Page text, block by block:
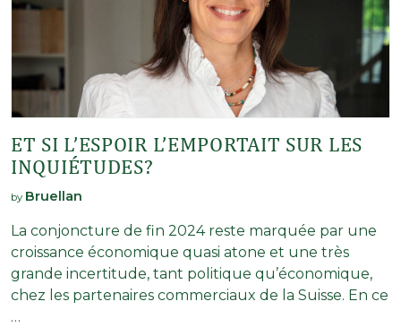
ET SI L’ESPOIR L’EMPORTAIT SUR LES
INQUIÉTUDES?
by Bruellan
La conjoncture de fin 2024 reste marquée par une
croissance économique quasi atone et une très
grande incertitude, tant politique qu’économique,
chez les partenaires commerciaux de la Suisse. En ce
…